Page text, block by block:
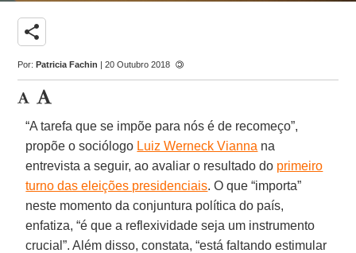
share
Por:Patricia Fachin | 20 Outubro 2018
“A tarefa que se impõe para nós é de recomeço”,
propõe o sociólogo Luiz Werneck Vianna na
entrevista a seguir, ao avaliar o resultado do primeiro
turno das eleições presidenciais. O que “importa”
neste momento da conjuntura política do país,
enfatiza, “é que a reflexividade seja um instrumento
crucial”. Além disso, constata, “está faltando estimular